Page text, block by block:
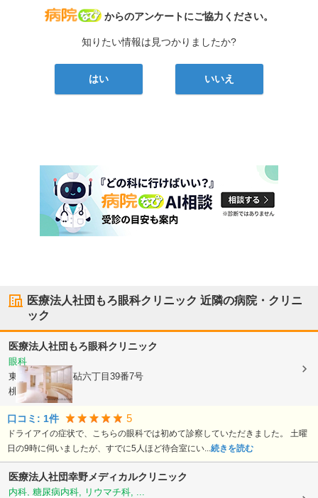
病院なび
からのアンケートにご協力ください。
知りたい情報は見つかりましたか?
はい いいえ
医療法人社団もろ眼科クリニック 近隣の病院・クリニ
ック
医療法人社団もろ眼科クリニック
眼科
東京都世田谷区 砧六丁目39番7号
桃李花ビル3階
口コミ: 1件 5
ドライアイの症状で、こちらの眼科では初めて診察していただきました。 土曜
日の9時に伺いましたが、すでに5人ほど待合室にい... 続きを読む
医療法人社団幸野メディカルクリニック
内科, 糖尿病内科, リウマチ科, ...